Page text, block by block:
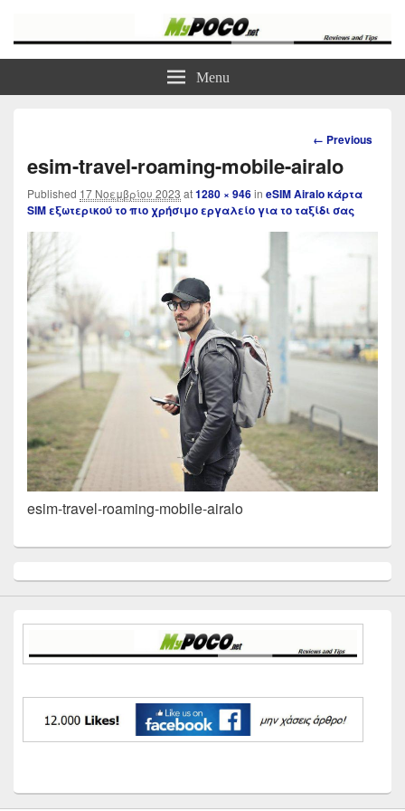
Τα καλύτερα Reviews , Συγκρίσεις , VPN , Webhosting
Menu
Image
navigation
← Previous
esim-travel-roaming-mobile-airalo
Published 17 Νοεμβρίου 2023 at1280 × 946in eSIM Airalo κάρτα
SIM εξωτερικού το πιο χρήσιμο εργαλείο για το ταξίδι σας
esim-travel-roaming-mobile-airalo
Sidebar
Widget